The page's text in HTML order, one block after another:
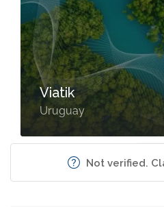
Viatik
Uruguay
Not verified.